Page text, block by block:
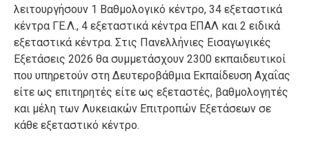
λειτουργήσουν 1 Βαθμολογικό κέντρο, 34 εξεταστικά
κέντρα ΓΕ.Λ., 4 εξεταστικά κέντρα ΕΠΑΛ και 2 ειδικά
εξεταστικά κέντρα. Στις Πανελλήνιες Εισαγωγικές
Εξετάσεις 2026 θα συμμετάσχουν 2300 εκπαιδευτικοί
που υπηρετούν στη Δευτεροβάθμια Εκπαίδευση Αχαΐας
είτε ως επιτηρητές είτε ως εξεταστές, βαθμολογητές
και μέλη των Λυκειακών Επιτροπών Εξετάσεων σε
κάθε εξεταστικό κέντρο.